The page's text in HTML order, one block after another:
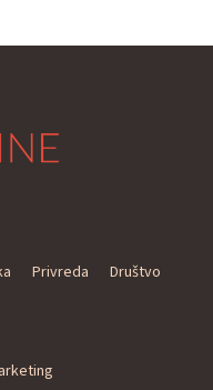
Privreda
Društvo